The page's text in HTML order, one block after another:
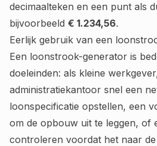
decimaalteken en een punt als
bijvoorbeeld € 1.234,56.
Eerlijk gebruik van een
Een loonstrook-generator is
doeleinden: als kleine
administratiekantoor snel een
loonspecificatie opstellen, een
om de opbouw uit te leggen, of
controleren voordat het naar de